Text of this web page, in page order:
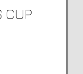
CUP